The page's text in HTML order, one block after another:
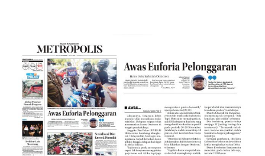
Radar Banjarmasin: Awas Euforia
Pelonggaran (29 November 2021)